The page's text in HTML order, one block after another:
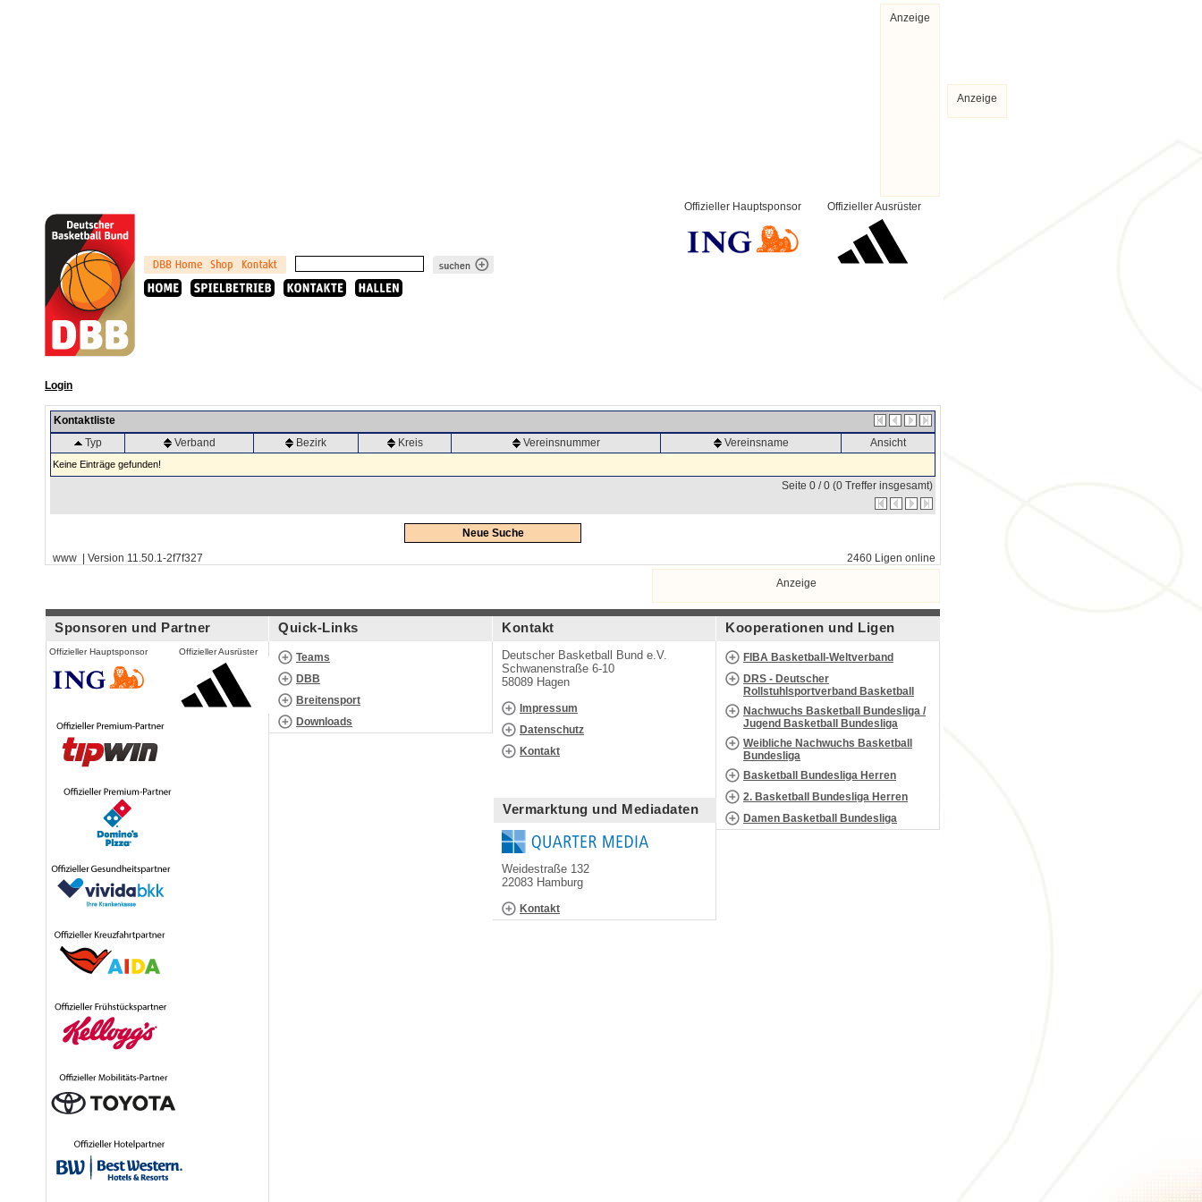
Anzeige
Offizieller Ausrüster
Offizieller Hauptsponsor
Login
Kontaktliste
Typ
Verband Bezirk Kreis Vereinsnummer Vereinsname Ansicht
Keine Einträge gefunden!
Seite 0 / 0 (0 Treffer insgesamt)
Neue Suche
www | Version 11.50.1-2f7f327
2460 Ligen online
Anzeige
Sponsoren und Partner
Offizieller Hauptsponsor Offizieller Ausrüster
Quick-Links
Teams
DBB
Breitensport
Downloads
Kontakt
Deutscher Basketball Bund e.V.
Schwanenstraße 6-10
58089 Hagen
Impressum
Datenschutz
Kontakt
Vermarktung und Mediadaten
Weidestraße 132
22083 Hamburg
Kontakt
Kooperationen und Ligen
FIBA Basketball-Weltverband
DRS - Deutscher
Rollstuhlsportverband Basketball
Nachwuchs Basketball Bundesliga /
Jugend Basketball Bundesliga
Weibliche Nachwuchs Basketball
Bundesliga
Basketball Bundesliga Herren
2. Basketball Bundesliga Herren
Damen Basketball Bundesliga
Anzeige